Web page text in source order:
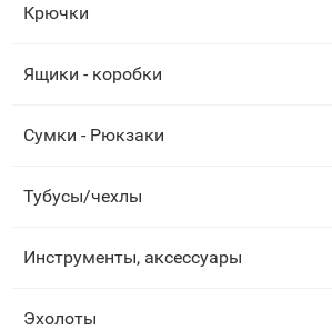
Крючки
Ящики - коробки
Сумки - Рюкзаки
Тубусы/чехлы
Инструменты, аксессуары
Эхолоты